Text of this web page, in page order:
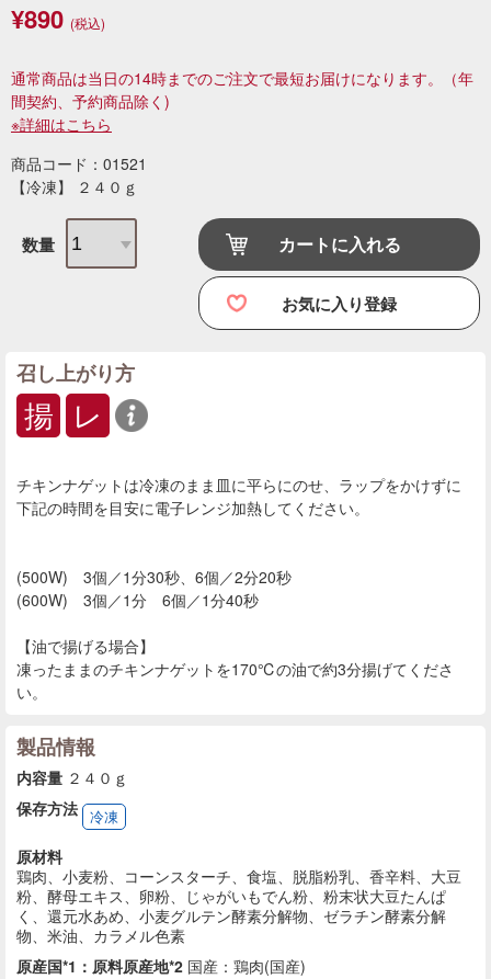
¥890 (税込)
通常商品は当日の14時までのご注文で最短お届けになります。
（年
間契約、予約商品除く)
※詳細はこちら
商品コード：01521
【冷凍】 ２４０ｇ
数量 カートに入れる
お気に入り登録
召し上がり方
揚 レ
チキンナゲットは冷凍のまま皿に平らにのせ、ラップをかけずに
下記の時間を目安に電子レンジ加熱してください。
(500W) 3個／1分30秒、6個／2分20秒
(600W) 3個／1分 6個／1分40秒
【油で揚げる場合】
凍ったままのチキンナゲットを170℃の油で約3分揚げてくださ
い。
製品情報
内容量 ２４０ｇ
保存方法 冷凍
原材料
鶏肉、小麦粉、コーンスターチ、食塩、脱脂粉乳、香辛料、大豆
粉、酵母エキス、卵粉、じゃがいもでん粉、粉末状大豆たんぱ
く、還元水あめ、小麦グルテン酵素分解物、ゼラチン酵素分解
物、米油、カラメル色素
原産国*1：原料原産地*2 国産：鶏肉(国産)